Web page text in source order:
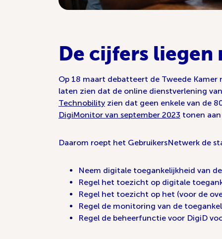
De cijfers liegen
Op 18 maart debatteert de Tweede
laten zien dat de online dienstverlening
Technobility zien dat geen enkele van de
DigiMonitor van september 2023 tonen
Daarom roept het GebruikersNetwerk de
Neem digitale toegankelijkheid van
Regel het toezicht op digitale
Regel het toezicht op het (voor de
Regel de monitoring van de
Regel de beheerfunctie voor DigiD